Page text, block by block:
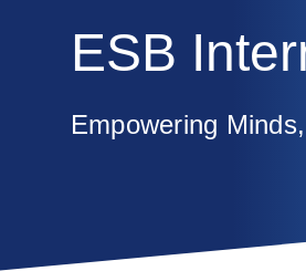
ESB
Empowering